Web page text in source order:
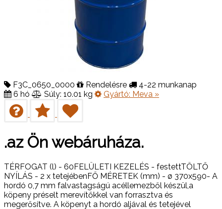
F3C_0650_0000 Rendelésre
4-22 munkanap
6 hó
Súly: 10.01 kg Gyártó: Meva »
.az Ön webáruháza.
TÉRFOGAT (l) - 60FELÜLETI KEZELÉS - festettTÖLTŐ
NYÍLÁS - 2 x tetejébenFŐ MÉRETEK (mm) - ø 370x590- A
hordó 0,7 mm falvastagságú acéllemezből készül,a
köpeny préselt merevítőkkel van forrasztva és
megerősítve. A köpenyt a hordó aljával és tetejével